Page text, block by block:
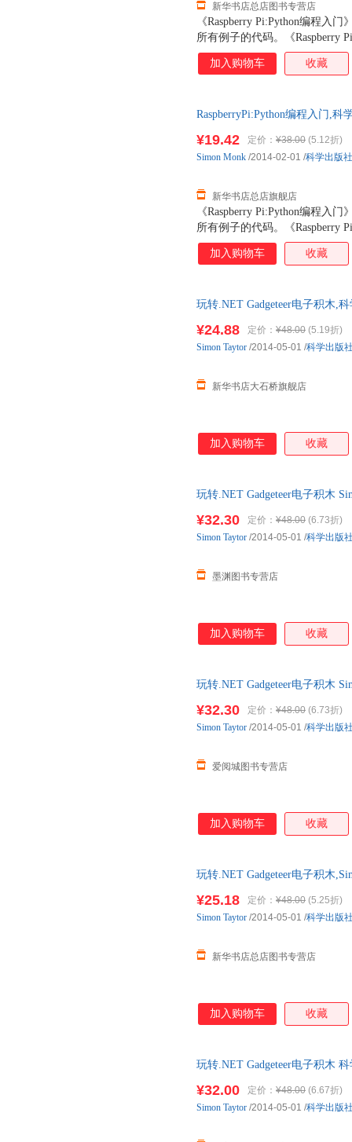
《Raspberry Pi:Python编程入
所有例子的代码。《Raspberry
Raspberry Pi爱好者的入门书，
生选读。
新华书店总店图书专营店
加入购物车 收藏
RaspberryPi:Python编程入门,
13284178503
《Raspberry Pi:Python编程入
所有例子的代码。《Raspberry
Raspberry Pi爱好者的入门书，
生选读。
¥19.42 定价： ¥38.00 (5.12折)
新华书店总店旗舰店
Simon Monk /2014-02-01 /科学出版社
加入购物车 收藏
玩转.NET Gadgeteer电子积木,
¥24.88 定价： ¥48.00 (5.19折)
新华书店大石桥旗舰店
Simon Taytor /2014-05-01 /科学出版
加入购物车 收藏
玩转.NET Gadgeteer电子积木
¥32.30 定价： ¥48.00 (6.73折)
墨渊图书专营店
Simon Taytor /2014-05-01 /科学出版
加入购物车 收藏
玩转.NET Gadgeteer电子积木
¥32.30 定价： ¥48.00 (6.73折)
爱阅城图书专营店
Simon Taytor /2014-05-01 /科学出版
加入购物车 收藏
玩转.NET Gadgeteer电子积木
13284178503
¥25.18 定价： ¥48.00 (5.25折)
新华书店总店图书专营店
Simon Taytor /2014-05-01 /科学出版
加入购物车 收藏
玩转.NET Gadgeteer电子积木
¥32.00 定价： ¥48.00 (6.67折)
Simon Taytor /2014-05-01 /科学出版